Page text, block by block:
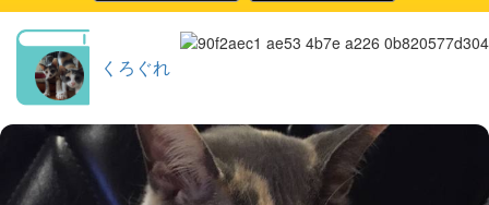
くろぐれ